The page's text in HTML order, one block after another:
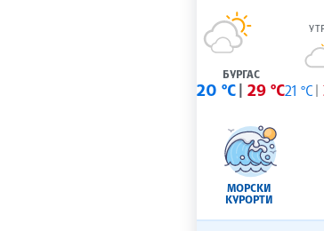
БУРГАС
20 °C 29 °C21 °C
МОРСКИ
КУРОРТИ